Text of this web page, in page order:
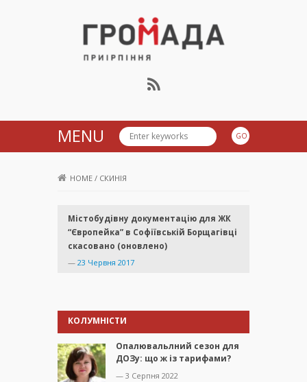
Громада Приірпіння
MENU
HOME / СКИНІЯ
Містобудівну документацію для ЖК
“Європейка” в Софіївській Борщагівці
скасовано (оновлено)
— 23 Червня 2017
КОЛУМНІСТИ
Опалювальлний сезон для
ДОЗу: що ж із тарифами?
— 3 Серпня 2022